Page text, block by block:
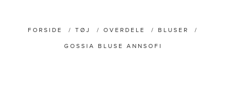
FORSIDE / TØJ / OVERDELE / BLUSER /
GOSSIA BLUSE ANNSOFI